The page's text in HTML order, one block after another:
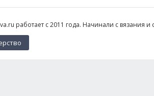
работает с 2011 года. Начинали с вязания